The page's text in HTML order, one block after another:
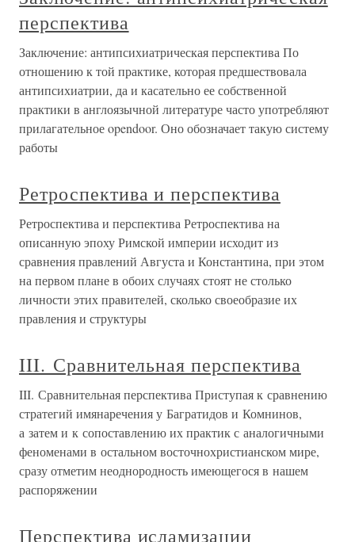
перспектива
Заключение: антипсихиатрическая перспектива По
отношению к той практике, которая предшествовала
антипсихиатрии, да и касательно ее собственной
практики в англоязычной литературе часто употребляют
прилагательное opendoor. Оно обозначает такую систему
работы
Ретроспектива и перспектива
Ретроспектива и перспектива Ретроспектива на
описанную эпоху Римской империи исходит из
сравнения правлений Августа и Константина, при этом
на первом плане в обоих случаях стоят не столько
личности этих правителей, сколько своеобразие их
правления и структуры
III. Сравнительная перспектива
III. Сравнительная перспектива Приступая к сравнению
стратегий имянаречения у Багратидов и Комнинов,
а затем и к сопоставлению их практик с аналогичными
феноменами в остальном восточнохристианском мире,
сразу отметим неоднородность имеющегося в нашем
распоряжении
Перспектива исламизации